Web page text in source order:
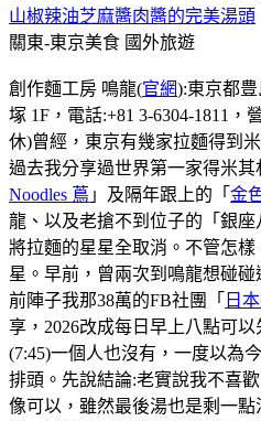
山椒辣油芝麻醬肉醬的完美湯頭
關東-東京美食 國外旅遊
創作麵工房 鳴龍(官網):東京都
塚 1F，電話:+81 3-6304-1811，
休)曾經，東京有幾家拉麵得到
過去我分享過世界第一家得米其
Noodles 蔦 」及隔年跟上的「 金
龍、以及老搶不到位子的「銀
將拉麵的星星全取消。不管怎
星。早前，曾兩次到鳴龍想碰碰
前陣子我那38萬的FB社團「 日
享，2026改成每日早上八點可
(7:45)一個人也沒有，一度以為
排頭。先說結論:老實說我不喜
像可以，雖然最後湯也是剩一